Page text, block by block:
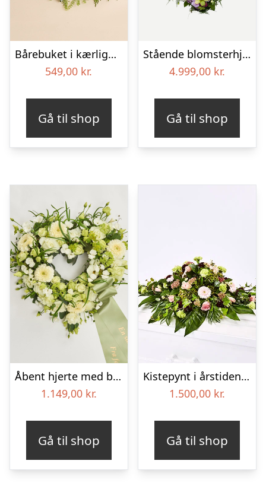
Bårebuket i kærlighedens farver
549,00 kr.
Gå til shop
Stående blomsterhjerte – Et eksklusivt farvel
4.999,00 kr.
Gå til shop
Åbent hjerte med bånd – Floristens kreative valg
1.149,00 kr.
Gå til shop
Kistepynt i årstidens blomster – Blomster til begravelse
1.500,00 kr.
Gå til shop